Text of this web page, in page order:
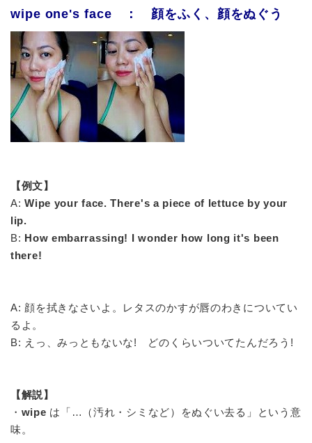
wipe one's face ： 顔をふく、顔をぬぐう
【例文】
A:Wipe your face. There's a piece of lettuce by your
lip.
B: How embarrassing! I wonder how long it's been
there!
A: 顔を拭きなさいよ。レタスのかすが唇のわきについてい
るよ。
B: えっ、みっともないな! どのくらいついてたんだろう!
【解説】
・ wipe は「…（汚れ・シミなど）をぬぐい去る」という意
味。